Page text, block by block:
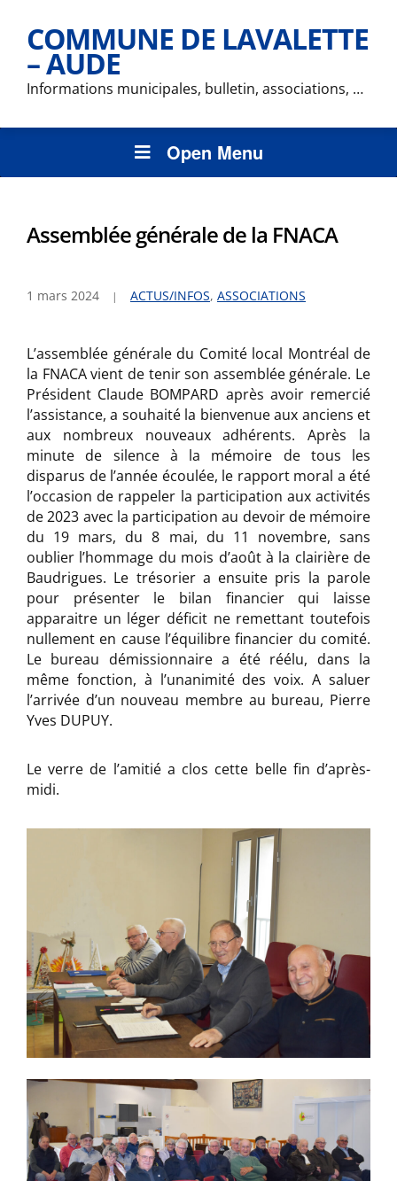
COMMUNE DE LAVALETTE
– AUDE
Informations municipales, bulletin, associations, …
Open Menu
Assemblée générale de la FNACA
1 mars 2024 ACTUS/INFOS, ASSOCIATIONS
L’assemblée générale du Comité local Montréal de
la FNACA vient de tenir son assemblée générale. Le
Président Claude BOMPARD après avoir remercié
l’assistance, a souhaité la bienvenue aux anciens et
aux nombreux nouveaux adhérents. Après la
minute de silence à la mémoire de tous les
disparus de l’année écoulée, le rapport moral a été
l’occasion de rappeler la participation aux activités
de 2023 avec la participation au devoir de mémoire
du 19 mars, du 8 mai, du 11 novembre, sans
oublier l’hommage du mois d’août à la clairière de
Baudrigues. Le trésorier a ensuite pris la parole
pour présenter le bilan financier qui laisse
apparaitre un léger déficit ne remettant toutefois
nullement en cause l’équilibre financier du comité.
Le bureau démissionnaire a été réélu, dans la
même fonction, à l’unanimité des voix. A saluer
l’arrivée d’un nouveau membre au bureau, Pierre
Yves DUPUY.
Le verre de l’amitié a clos cette belle fin d’après-
midi.